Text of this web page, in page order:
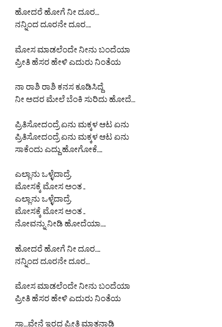
ಹೋದರೆ ಹೋಗೆ ನೀ ದೂರ…
ನನ್ನಿಂದ ದೂರನೇ ದೂರ….
ಮೋಸ ಮಾಡಲೆಂದೇ ನೀನು ಬಂದೆಯಾ
ಪ್ರೀತಿ ಹೆಸರ ಹೇಳಿ ಎದುರು ನಿಂತೆಯ
ನಾ ರಾಶಿ ರಾಶಿ ಕನಸ ಕೂಡಿಸಿದ್ದೆ
ನೀ ಅದರ ಮೇಲೆ ಬೆಂಕಿ ಸುರಿದು ಹೋದೆ…
ಪ್ರಿತಿಸೋದಂದ್ರೆ ಏನು ಮಕ್ಕಳ ಆಟ ಏನು
ಪ್ರಿತಿಸೋದಂದ್ರೆ ಏನು ಮಕ್ಕಳ ಆಟ ಏನು
ಸಾಕೆಂದು ಎದ್ದು ಹೋಗೋಕೆ….
ಎಲ್ಲಾನು ಒಳ್ಳೆದಾದ್ರೆ.
ಮೋಸಕ್ಕೆ ಮೋಸ ಅಂತ ..
ಎಲ್ಲಾನು ಒಳ್ಳೆದಾದ್ರೆ.
ಮೋಸಕ್ಕೆ ಮೋಸ ಅಂತ ..
ನೋವನ್ನು ನೀಡಿ ಹೋದೆಯಾ….
ಹೋದರೆ ಹೋಗೆ ನೀ ದೂರ….
ನನ್ನಿಂದ ದೂರನೇ ದೂರ…
ಮೋಸ ಮಾಡಲೆಂದೇ ನೀನು ಬಂದೆಯಾ
ಪ್ರೀತಿ ಹೆಸರ ಹೇಳಿ ಎದುರು ನಿಂತೆಯ